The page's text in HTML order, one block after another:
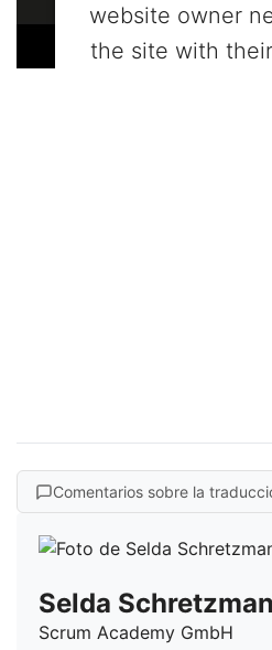
website owner
the site with
Comentarios sobre la
Selda
Scrum Academy GmbH